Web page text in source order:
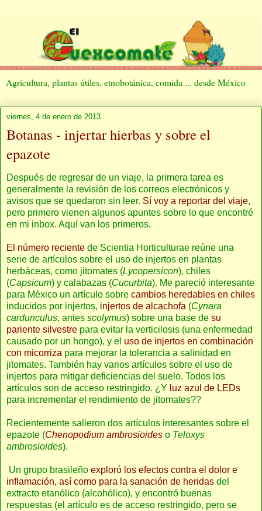
Agricultura, plantas útiles, etnobotánica, comida ... desde México
viernes, 4 de enero de 2013
Botanas - injertar hierbas y sobre el
epazote
Después de regresar de un viaje, la primera tarea es
generalmente la revisión de los correos electrónicos y
avisos que se quedaron sin leer. Sí voy a reportar del viaje,
pero primero vienen algunos apuntes sobre lo que encontré
en mi inbox. Aquí van los primeros.
El número reciente de Scientia Horticulturae reúne una
serie de artículos sobre el uso de injertos en plantas
herbáceas, como jitomates (Lycopersicon), chiles
(Capsicum) y calabazas (Cucurbita). Me pareció interesante
para México un artículo sobre cambios heredables en chiles
inducidos por injertos, injertos de alcachofa (Cynara
cardunculus, antes scolymus) sobre una base de su
pariente silvestre para evitar la verticilosis (una enfermedad
causado por un hongo), y el uso de injertos en combinación
con micorriza para mejorar la tolerancia a salinidad en
jitomates. También hay varios artículos sobre el uso de
injertos para mitigar deficiencias del suelo. Todos los
artículos son de acceso restringido. ¿Y luz azul de LEDs
para incrementar el rendimiento de jitomates??
Recientemente salieron dos artículos interesantes sobre el
epazote (Chenopodium ambrosioides o Teloxys
ambrosioides).
Un grupo brasileño exploró los efectos contra el dolor e
inflamación, así como para la sanación de heridas del
extracto etanólico (alcohólico), y encontró buenas
respuestas (el artículo es de acceso restringido, pero se